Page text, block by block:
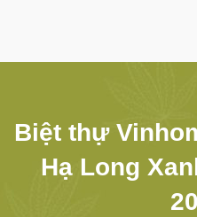
Biệt thự
Hạ Long